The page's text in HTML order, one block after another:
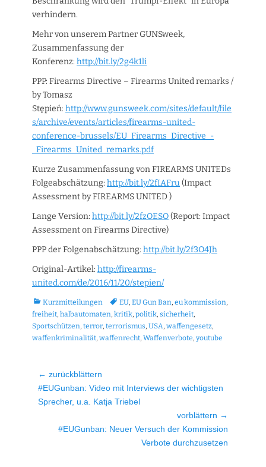
verhindern.
Mehr von unserem Partner GUNSweek,
Zusammenfassung der
Konferenz: http://bit.ly/2g4k1li
PPP: Firearms Directive – Firearms United remarks /
by Tomasz
Stępień: http://www.gunsweek.com/sites/default/file
s/archive/events/articles/firearms-united-
conference-brussels/EU_Firearms_Directive_-
_Firearms_United_remarks.pdf
Kurze Zusammenfassung von FIREARMS UNITEDs
Folgeabschätzung: http://bit.ly/2fIAFru(Impact
Assessment by FIREARMS UNITED )
Lange Version: http://bit.ly/2fzOESO(Report: Impact
Assessment on Firearms Directive)
PPP der Folgenabschätzung: http://bit.ly/2f3O4Jh
Original-Artikel: http://firearms-
united.com/de/2016/11/20/stepien/
Kategorien
Kurzmitteilungen TagsEU EU Gun Ban eu kommission
freiheit halbautomaten kritik politik sicherheit
Sportschützen terror terrorismus USA waffengesetz
waffenkriminalität waffenrecht Waffenverbote youtube
Beitragsnavigation
← zurückblättern
Vorheriger
Beitrag:
#EUGunban: Video mit Interviews der wichtigsten
Sprecher, u.a. Katja Triebel
vorblättern →
Nächster#EUGunban: Neuer Versuch der Kommission
Verbote durchzusetzen